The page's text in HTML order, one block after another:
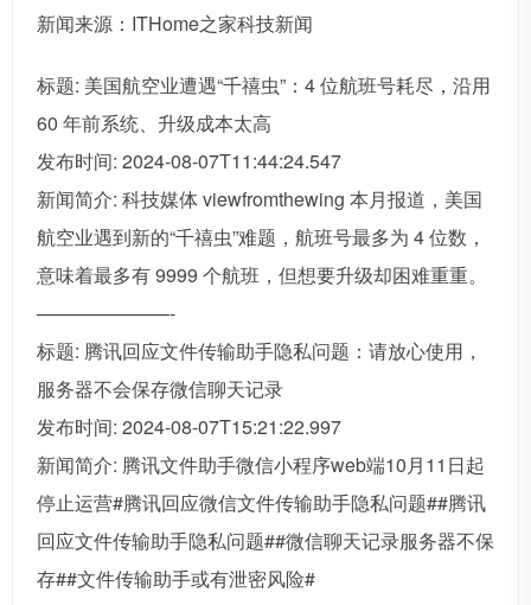
新闻来源：ITHome之家科技新闻
标题: 美国航空业遭遇“千禧虫”：4 位航班号耗尽，沿用
60 年前系统、升级成本太高
发布时间: 2024-08-07T11:44:24.547
新闻简介: 科技媒体 viewfromthewing 本月报道，美国
航空业遇到新的“千禧虫”难题，航班号最多为 4 位数，
意味着最多有 9999 个航班，但想要升级却困难重重。
———————-
标题: 腾讯回应文件传输助手隐私问题：请放心使用，
服务器不会保存微信聊天记录
发布时间: 2024-08-07T15:21:22.997
新闻简介: 腾讯文件助手微信小程序web端10月11日起
停止运营#腾讯回应微信文件传输助手隐私问题##腾讯
回应文件传输助手隐私问题##微信聊天记录服务器不保
存##文件传输助手或有泄密风险#